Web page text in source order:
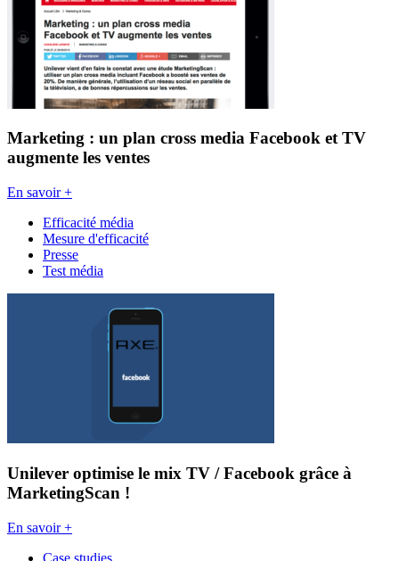
Marketing : un plan cross media Facebook et TV
augmente les ventes
En savoir +
Efficacité média
Mesure d'efficacité
Presse
Test média
Unilever optimise le mix TV / Facebook grâce à
MarketingScan !
En savoir +
Case studies